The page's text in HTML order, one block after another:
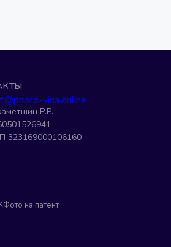
visa.online
Р.Р.
323169000106160
Фото на патент